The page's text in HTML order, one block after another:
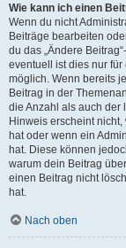
Wie kann ich einen
Wenn du nicht
Beiträge bearbeiten
du das „Ändere
eventuell ist dies nur
möglich. Wenn bereits
Beitrag in der
die Anzahl als auch der
Hinweis erscheint
hat oder wenn ein
hat. Diese können
warum dein Beitrag
einen Beitrag nicht
hat.
Nach oben